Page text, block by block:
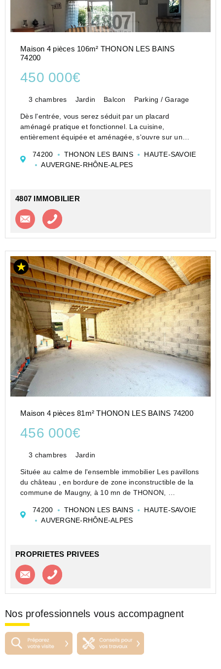
Maison 4 pièces 106m² THONON LES BAINS
74200
450 000€
3 chambres Jardin Balcon Parking / Garage
Dès l'entrée, vous serez séduit par un placard
aménagé pratique et fonctionnel. La cuisine,
entièrement équipée et aménagée, s'ouvre sur un
agréable jardin ainsi qu'une cour de l'autre côté ...
74200 THONON LES BAINS
HAUTE-SAVOIE
AUVERGNE-RHÔNE-ALPES
4807 IMMOBILIER
Contacter l'agence
Maison 4 pièces 81m² THONON LES BAINS 74200
456 000€
3 chambres Jardin
Située au calme de l'ensemble immobilier Les pavillons
du château , en bordure de zone inconstructible de la
commune de Maugny, à 10 mn de THONON,
jardin de 695 m², un stationnement cou...
74200 THONON LES BAINS
HAUTE-SAVOIE
AUVERGNE-RHÔNE-ALPES
PROPRIETES PRIVEES
Contacter l'agence
Nos professionnels vous accompagnent